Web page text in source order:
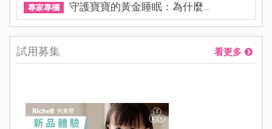
專家專欄 守護寶寶的黃金睡眠：為什麼...
試用募集 看更多